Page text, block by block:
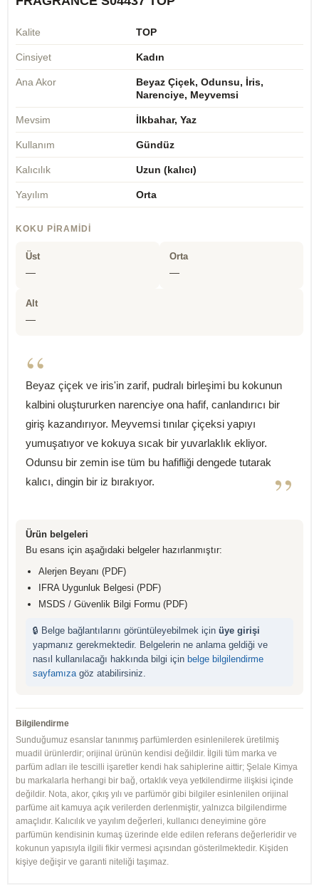
Kalite TOP
Cinsiyet Kadın
Ana Akor
Beyaz Çiçek, Odunsu, İris,
Narenciye, Meyvemsi
Mevsim İlkbahar, Yaz
Kullanım Gündüz
Kalıcılık Uzun (kalıcı)
Yayılım Orta
KOKU PIRAMIDI
Üst
—
Orta
—
Alt
—
“
Beyaz çiçek ve iris'in zarif, pudralı birleşimi bu kokunun
kalbini oluştururken narenciye ona hafif, canlandırıcı bir
giriş kazandırıyor. Meyvemsi tınılar çiçeksi yapıyı
yumuşatıyor ve kokuya sıcak bir yuvarlaklık ekliyor.
Odunsu bir zemin ise tüm bu hafifliği dengede tutarak
kalıcı, dingin bir iz bırakıyor.
”
Ürün belgeleri
Bu esans için aşağıdaki belgeler hazırlanmıştır:
Alerjen Beyanı (PDF)
IFRA Uygunluk Belgesi (PDF)
MSDS / Güvenlik Bilgi Formu (PDF)
🔒 Belge bağlantılarını görüntüleyebilmek için üye girişi
yapmanız gerekmektedir. Belgelerin ne anlama geldiği ve
nasıl kullanılacağı hakkında bilgi için belge bilgilendirme
sayfamızagöz atabilirsiniz.
Bilgilendirme
Sunduğumuz esanslar tanınmış parfümlerden esinlenilerek üretilmiş
muadil ürünlerdir; orijinal ürünün kendisi değildir. İlgili tüm marka ve
parfüm adları ile tescilli işaretler kendi hak sahiplerine aittir; Şelale Kimya
bu markalarla herhangi bir bağ, ortaklık veya yetkilendirme ilişkisi içinde
değildir. Nota, akor, çıkış yılı ve parfümör gibi bilgiler esinlenilen orijinal
parfüme ait kamuya açık verilerden derlenmiştir, yalnızca bilgilendirme
amaçlıdır. Kalıcılık ve yayılım değerleri, kullanıcı deneyimine göre
parfümün kendisinin kumaş üzerinde elde edilen referans değerleridir ve
kokunun yapısıyla ilgili fikir vermesi açısından gösterilmektedir. Kişiden
kişiye değişir ve garanti niteliği taşımaz.